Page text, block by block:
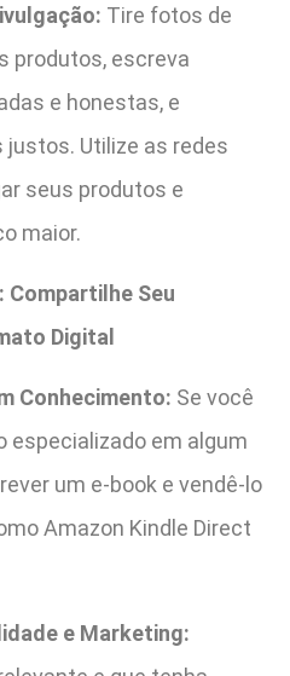
Tire fotos de
produtos, escreva
e honestas, e
Utilize as redes
seus produtos e
maior.
Compartilhe Seu
Digital
Conhecimento: Se você
especializado em algum
um e-book e vendê-lo
Amazon Kindle Direct
e Marketing: